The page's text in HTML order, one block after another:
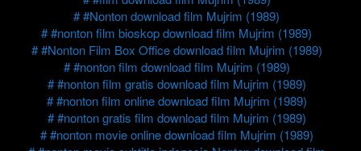
#Nonton download film Mujrim (1989)
#nonton film bioskop download film Mujrim (1989)
#Nonton Film Box Office download film Mujrim (1989)
#nonton film download film Mujrim (1989)
#nonton film gratis download film Mujrim (1989)
#nonton film online download film Mujrim (1989)
#nonton gratis film download film Mujrim (1989)
#nonton movie online download film Mujrim (1989)